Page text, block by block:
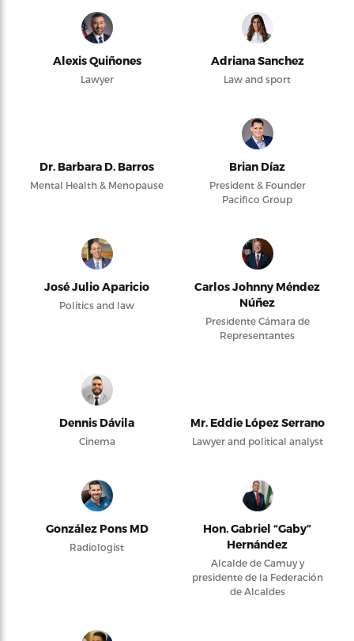
Alexis Quiñones
Lawyer
Adriana Sanchez
Law and sport
Dr. Barbara D. Barros
Mental Health & Menopause
Brian Díaz
President & Founder
Pacifico Group
José Julio Aparicio
Politics and law
Carlos Johnny Méndez
Núñez
Presidente Cámara de
Representantes
Dennis Dávila
Cinema
Mr. Eddie López Serrano
Lawyer and political analyst
González Pons MD
Radiologist
Hon. Gabriel “Gaby”
Hernández
Alcalde de Camuy y
presidente de la Federación
de Alcaldes